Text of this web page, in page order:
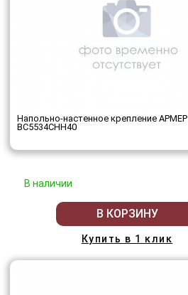
Напольно-настенное крепление АРМЕР
ВС5534СНН40
В наличии
В КОРЗИНУ
Купить в 1 клик